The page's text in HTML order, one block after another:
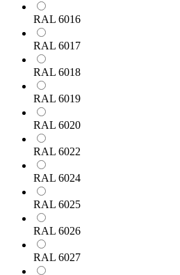
RAL 6016
RAL 6017
RAL 6018
RAL 6019
RAL 6020
RAL 6022
RAL 6024
RAL 6025
RAL 6026
RAL 6027